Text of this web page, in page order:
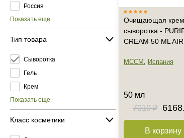
Россия
Показать еще
Тип товара
Сыворотка
Гель
Крем
Показать еще
Класс косметики
Очищающая
сыворотка -
CREAM 50 ML
MCCM , Испания
50 мл
7010 ₽
В корзину